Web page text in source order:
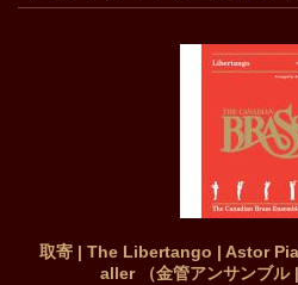
取寄 | The Libertango | Astor
aller （金管アンサンブル